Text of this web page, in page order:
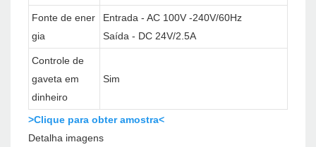
Fonte de ener
gia
Entrada - AC 100V -240V/60Hz
Saída - DC 24V/2.5A
Controle de
gaveta em
dinheiro
Sim
>Clique para obter amostra<
Detalha imagens